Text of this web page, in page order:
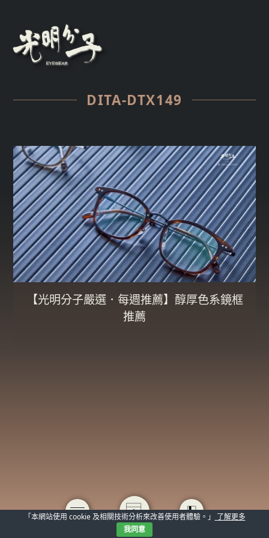
DITA-DTX149
【光明分子嚴選．每週推薦】醇厚色系鏡框
推薦
「本網站使用 cookie 及相關技術分析來改善使用者體驗。」
了解更多
我同意